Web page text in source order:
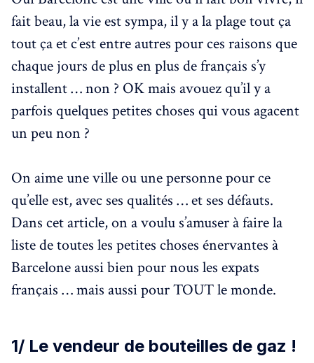
fait beau, la vie est sympa, il y a la plage tout ça
tout ça et c’est entre autres pour ces raisons que
chaque jours de plus en plus de français s’y
installent … non ? OK mais avouez qu’il y a
parfois quelques petites choses qui vous agacent
un peu non ?
On aime une ville ou une personne pour ce
qu’elle est, avec ses qualités … et ses défauts.
Dans cet article, on a voulu s’amuser à faire la
liste de toutes les petites choses énervantes à
Barcelone aussi bien pour nous les expats
français … mais aussi pour TOUT le monde.
1/ Le vendeur de bouteilles de gaz !